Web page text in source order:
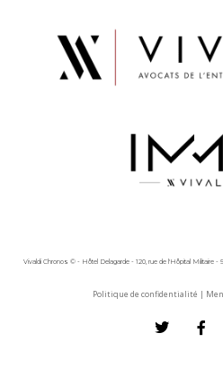
Vivaldi Chronos © - Hôtel Delagarde - 120, rue de l'Hôpital Militaire
Politique de confidentialité |